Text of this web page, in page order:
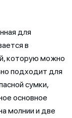
для
в
которую можно
подходит для
сумки,
основное
молнии и две